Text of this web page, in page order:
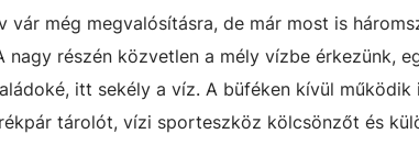
még megvalósításra, de már most is
részén közvetlen a mély vízbe érkezünk,
itt sekély a víz. A büféken kívül
tárolót, vízi sporteszköz kölcsönzőt és